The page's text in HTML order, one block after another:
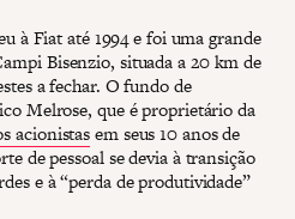
à Fiat até 1994 e foi uma grande
Bisenzio, situada a 20 km de
a fechar. O fundo de
Melrose, que é proprietário da
acionistasem seus 10 anos de
de pessoal se devia à transição
e à “perda de produtividade”